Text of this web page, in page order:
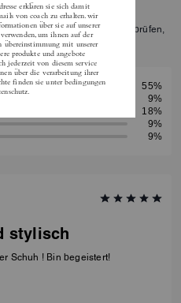
unsere Bewertungen überprüfen,
Siehier.
55%
9%
18%
9%
9%
stylisch
Schuh ! Bin begeistert!